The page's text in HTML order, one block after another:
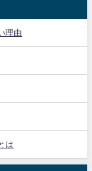
理由
は